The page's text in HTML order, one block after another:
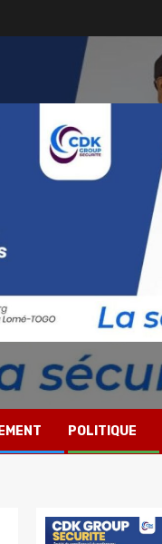
POLITIQUE